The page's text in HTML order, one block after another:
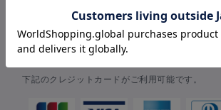
お支払い方法は、クレジットカード・
金引換からお選びいただけます。
クレジットカード
下記のクレジットカードがご利用可能です。